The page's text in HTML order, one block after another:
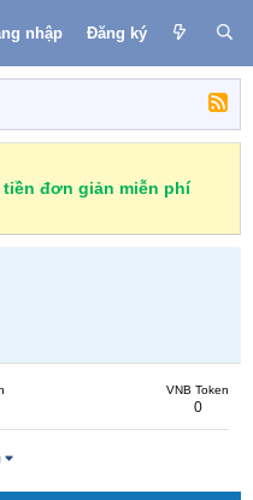
nhập Đăng ký
đơn giản miễn phí
VNB Token
0